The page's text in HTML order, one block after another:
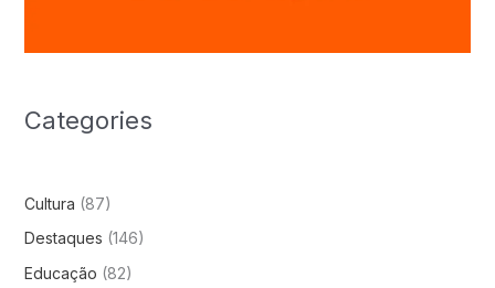
Categories
Cultura (87)
Destaques (146)
Educação (82)